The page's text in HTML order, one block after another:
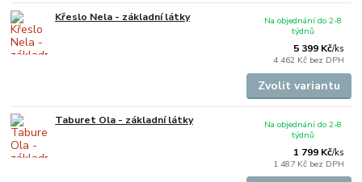
Křeslo Nela - základní látky
5 399 Kč/ks
4 462 Kč bez DPH
Na objednání do 2-8
týdnů
Zvolit variantu
Taburet Ola - základní látky
1 799 Kč/ks
1 487 Kč bez DPH
Na objednání do 2-8
týdnů